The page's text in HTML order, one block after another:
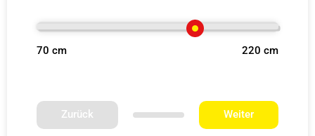
70 cm 220 cm
Zurück Weiter